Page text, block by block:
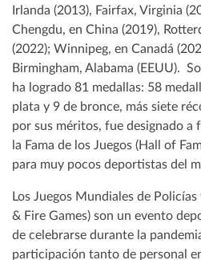
Irlanda (2013), Fairfax, Virginia
Chengdu, en China (2019),
(2022); Winnipeg, en Canadá
Birmingham, Alabama (EEUU).
ha logrado 81 medallas: 58
plata y 9 de bronce, más siete
por sus méritos, fue designado a
la Fama de los Juegos (Hall of
para muy pocos deportistas del
Los Juegos Mundiales de
& Fire Games) son un evento
de celebrarse durante la
participación tanto de personal